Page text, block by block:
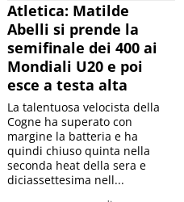
Atletica: Matilde
Abelli si prende la
semifinale dei 400 ai
Mondiali U20 e poi
esce a testa alta
La talentuosa velocista della
Cogne ha superato con
margine la batteria e ha
quindi chiuso quinta nella
seconda heat della sera e
diciassettesima nell...